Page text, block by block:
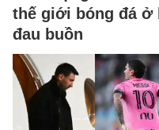
thế giới bóng đá ở
đau buồn